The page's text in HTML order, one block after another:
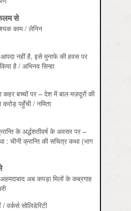
से
काम / लेनिन
नहीं है, इसे मुनाफे की हवस पर
है / अभिनव सिन्‍हा
कहर बच्‍चों पर – देश में बाल मज़दूरों की
करोड़ पहुँची / नमिता
के अर्द्धशतीवर्ष के अवसर पर –
: चीनी क्रान्ति की सचित्र कथा (भाग
अहमदाबाद अब कपड़ा मिलों के कब्रगाह
सोलिडेरिटी